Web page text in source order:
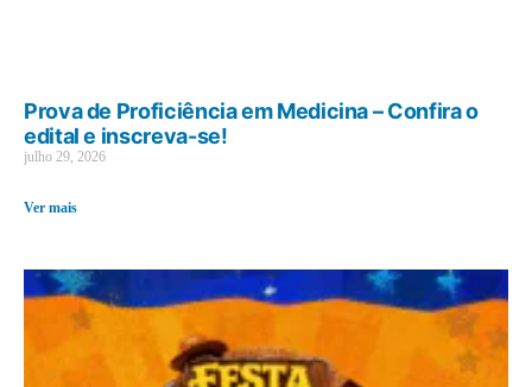
Prova de Proficiência em Medicina – Confira o
edital e inscreva-se!
julho 29, 2026
Ver mais